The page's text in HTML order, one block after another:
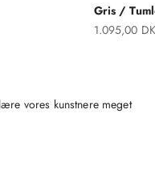
Gris /
Salgspris
1.095,00
vores kunstnere meget